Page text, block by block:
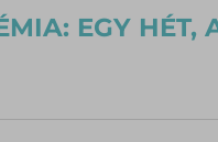
EGY HÉT,